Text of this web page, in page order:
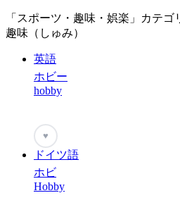
「スポーツ・趣味・娯楽」カテゴ
趣味（しゅみ）
英語
ホビー
hobby
♥
ドイツ語
ホビ
Hobby